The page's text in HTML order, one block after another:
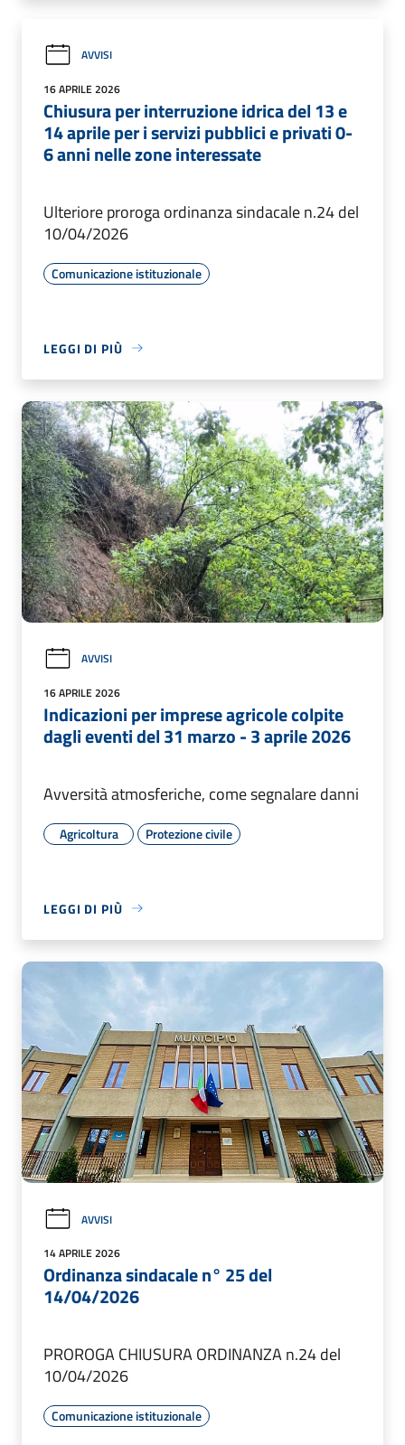
AVVISI
16 APRILE 2026
Chiusura per interruzione idrica del 13 e
14 aprile per i servizi pubblici e privati 0-
6 anni nelle zone interessate
Ulteriore proroga ordinanza sindacale n.24 del
10/04/2026
Comunicazione istituzionale
LEGGI DI PIÙ
AVVISI
16 APRILE 2026
Indicazioni per imprese agricole colpite
dagli eventi del 31 marzo - 3 aprile 2026
Avversità atmosferiche, come segnalare danni
Agricoltura Protezione civile
LEGGI DI PIÙ
AVVISI
14 APRILE 2026
Ordinanza sindacale n° 25 del
14/04/2026
PROROGA CHIUSURA ORDINANZA n.24 del
10/04/2026
Comunicazione istituzionale